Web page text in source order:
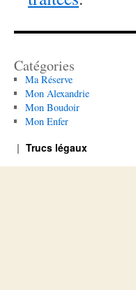
Catégories
Ma Réserve
Mon Alexandrie
Mon Boudoir
Mon Enfer
Trucs légaux